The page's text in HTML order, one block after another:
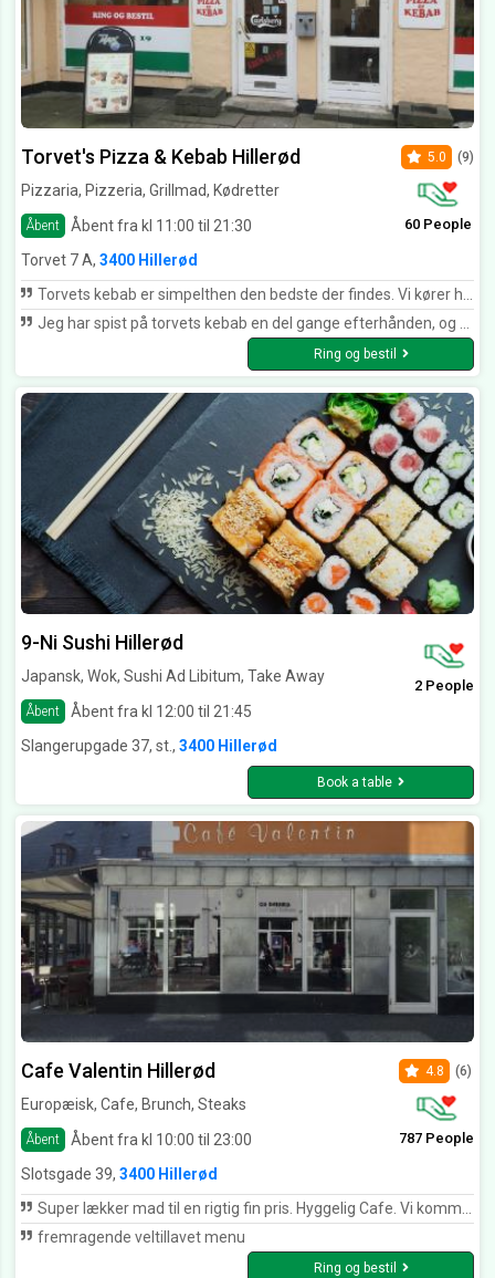
Torvet's Pizza & Kebab Hillerød
Pizzaria, Pizzeria, Grillmad, Kødretter
Åbent Åbent fra kl 11:00 til 21:30
5.0 (9)
60 People
Torvet 7 A, 3400 Hillerød
Torvets kebab er simpelthen den bedste der findes. Vi kører helt fra Virum for at nyde en kebab i blandt. Virums pizzeriaer er simpelthen for dårlige til at lave kebab! Findes dog også een i Hillerød der kan lave kebab :-)
Jeg har spist på torvets kebab en del gange efterhånden, og hvergang oplever jeg den samme fantastiske service, både på venligheden, men især også på hurtigheden! Jeg får altid deres lækre saftigste og fyldige durum med kebab, og der går ikke mere end max 1-2 minutter, også er den klar. Gode priser Vanvittigt mad Fuldstændig vanvittig hurtigt og altid venlige!
Ring og bestil
9-Ni Sushi Hillerød
Japansk, Wok, Sushi Ad Libitum, Take Away
Åbent Åbent fra kl 12:00 til 21:45
2 People
Slangerupgade 37, st., 3400 Hillerød
Book a table
Cafe Valentin Hillerød
Europæisk, Cafe, Brunch, Steaks
Åbent Åbent fra kl 10:00 til 23:00
4.8 (6)
787 People
Slotsgade 39, 3400 Hillerød
Super lækker mad til en rigtig fin pris. Hyggelig Cafe. Vi kommer igen.
fremragende veltillavet menu
Ring og bestil